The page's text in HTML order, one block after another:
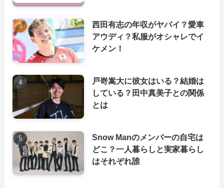
西田有志の年収がヤバイ？愛車
アウディ？私服がオシャレでイ
ケメン！
戸嵜嵩大に彼女はいる？結婚は
している？田中真美子との関係
とは
Snow Manのメンバーの自宅は
どこ？一人暮らしと実家暮らし
はそれぞれ誰